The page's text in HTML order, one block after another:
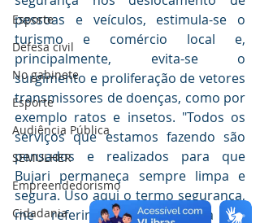
Esporte
Defesa civil
No gabinete
Esporte
Audiência Pública
SEMULHER
Empreendedorismo
Cidadania
pessoas e veículos, estimula-se o
turismo e comércio local e,
principalmente, evita-se o
surgimento e proliferação de vetores
transmissores de doenças, como por
exemplo ratos e insetos. "Todos os
serviços que estamos fazendo são
pensados e realizados para que
Bujari permaneça sempre limpa e
segura. Uso aqui o termo segurança,
me referindo à segurança da